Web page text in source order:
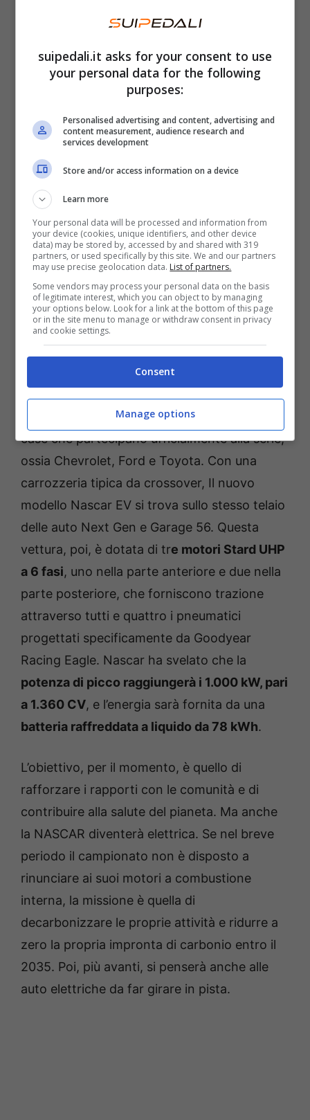
per essere il primo partner ufficiale di Nascar
Impact che è la piattaforma alla base della
missione dell’associazione per le gare di Stock
Auto NASCAR – Foto Shutterstock | di Grindstone Media
Group
L’auto elettrica presentata deriva da un
stato sviluppato in collaborazione con le tre
case che partecipano ufficialmente alla serie,
ossia Chevrolet, Ford e Toyota. Con una
carrozzeria tipica da crossover, Il nuovo
modello Nascar EV si trova sullo stesso telaio
delle auto Next Gen e Garage 56. Questa
vettura, poi, è dotata di tre motori Stard UHP
a 6 fasi, uno nella parte anteriore e due nella
parte posteriore, che forniscono trazione
attraverso tutti e quattro i pneumatici
progettati specificamente da Goodyear
Racing Eagle. Nascar ha svelato che la
potenza di picco raggiungerà i 1.000 kW, pari
a 1.360 CV, e l’energia sarà fornita da una
batteria raffreddata a liquido da 78 kWh.
L’obiettivo, per il momento, è quello di
rafforzare i rapporti con le comunità e di
contribuire alla salute del pianeta. Ma anche
la NASCAR diventerà elettrica. Se nel breve
periodo il campionato non è disposto a
rinunciare ai suoi motori a combustione
interna, la missione è quella di
decarbonizzare le proprie attività e ridurre a
zero la propria impronta di carbonio entro il
2035. Poi, più avanti, si penserà anche alle
auto elettriche da far girare in pista.
suipedali.it asks for your consent to use
your personal data for the following
purposes:
Personalised advertising and content, advertising and
content measurement, audience research and
services development
Store and/or access information on a device
Learn more
Your personal data will be processed and information from
your device (cookies, unique identifiers, and other device
data) may be stored by, accessed by and shared with 319
partners, or used specifically by this site. We and our partners
may use precise geolocation data. List of partners.
Some vendors may process your personal data on the basis
of legitimate interest, which you can object to by managing
your options below. Look for a link at the bottom of this page
or in the site menu to manage or withdraw consent in privacy
and cookie settings.
Consent
Manage options